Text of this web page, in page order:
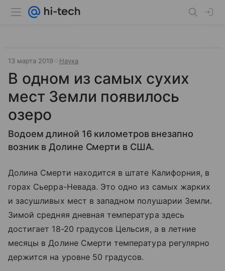
13 марта 2019 Наука
В одном из самых сухих
мест Земли появилось
озеро
Водоем длиной 16 километров внезапно
возник в Долине Смерти в США.
Долина Смерти находится в штате Калифорния, в
горах Сьерра-Невада. Это одно из самых жарких
и засушливых мест в западном полушарии Земли.
Зимой средняя дневная температура здесь
достигает 18-20 градусов Цельсия, а в летние
месяцы в Долине Смерти температура регулярно
держится на уровне 50 градусов.